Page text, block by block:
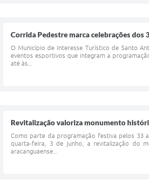
Corrida Pedestre marca celebrações
O Município de Interesse Turístico de Santo
eventos esportivos que integram a
até às...
Revitalização valoriza monumento
Como parte da programação festiva pelos 33
quarta-feira, 3 de junho, a revitalização do
aracanguaense...